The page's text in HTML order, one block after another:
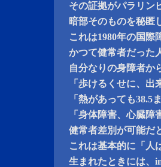
その証拠がパラリン
暗部そのものを秘匿
これは1980年の国
かつて健常者だった
自分なりの身障者か
「歩けるくせに、出
「熱があっても38.5
「身体障害、心臓
健常者差別が可能だ
これは基本的に「人
生まれたときには、